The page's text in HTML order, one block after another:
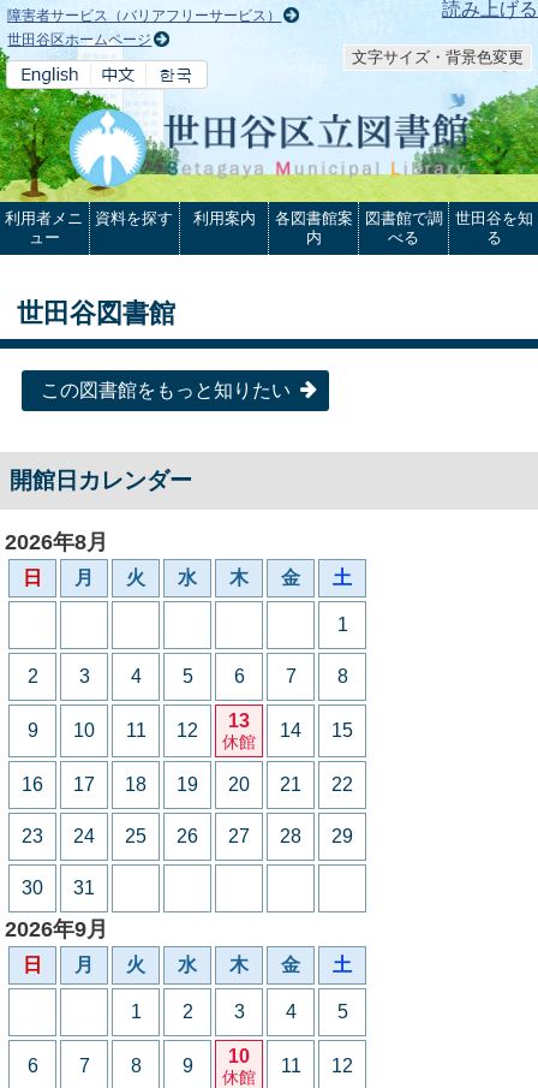
本文へ 読み上げる
障害者サービス（バリアフリーサービス）
世田谷区ホームページ
文字サイズ・背景色変更
利用者メニ
ュー
資料を探す 利用案内
各図書館案
内
図書館で調
べる
世田谷を知
る
世田谷図書館
この図書館をもっと知りたい
開館日カレンダー
2026年8月
日 月 火 水 木 金 土
1
2 3 4 5 6 7 8
9 10 11 12 13
休館
14 15
16 17 18 19 20 21 22
23 24 25 26 27 28 29
30 31
2026年9月
日 月 火 水 木 金 土
1 2 3 4 5
6 7 8 9 10
休館
11 12